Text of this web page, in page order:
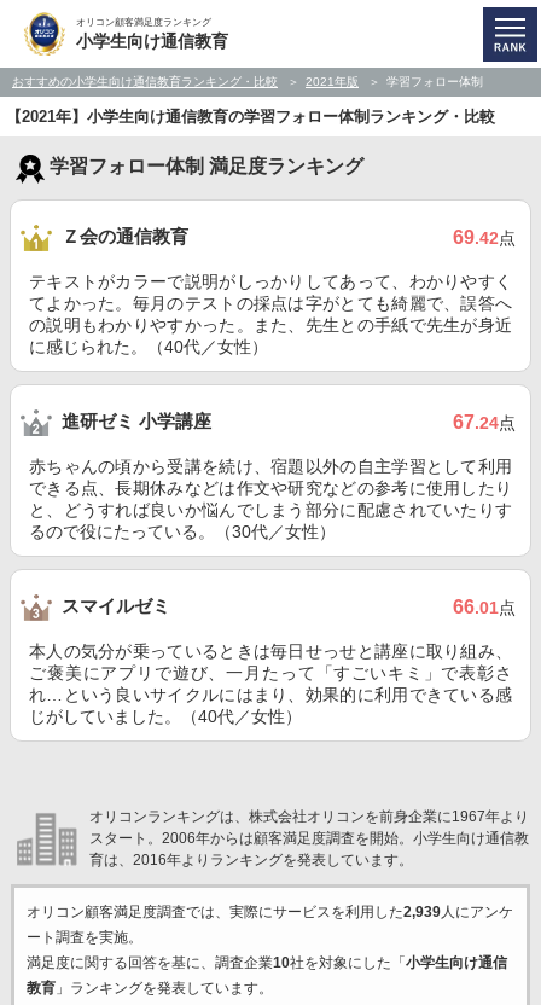
オリコン顧客満足度ランキング
小学生向け通信教育
おすすめの小学生向け通信教育ランキング・比較 2021年版 学習フォロー体制
【2021年】小学生向け通信教育の学習フォロー体制ランキング・比較
学習フォロー体制 満足度ランキング
Ｚ会の通信教育 69.42点
テキストがカラーで説明がしっかりしてあって、わかりやすく
てよかった。毎月のテストの採点は字がとても綺麗で、誤答へ
の説明もわかりやすかった。また、先生との手紙で先生が身近
に感じられた。（40代／女性）
進研ゼミ 小学講座 67.24点
赤ちゃんの頃から受講を続け、宿題以外の自主学習として利用
できる点、長期休みなどは作文や研究などの参考に使用したり
と、どうすれば良いか悩んでしまう部分に配慮されていたりす
るので役にたっている。（30代／女性）
スマイルゼミ 66.01点
本人の気分が乗っているときは毎日せっせと講座に取り組み、
ご褒美にアプリで遊び、一月たって「すごいキミ」で表彰さ
れ…という良いサイクルにはまり、効果的に利用できている感
じがしていました。（40代／女性）
オリコンランキングは、株式会社オリコンを前身企業に1967年より
スタート。2006年からは顧客満足度調査を開始。小学生向け通信教
育は、2016年よりランキングを発表しています。
オリコン顧客満足度調査では、実際にサービスを利用した2,939人にアンケ
ート調査を実施。
満足度に関する回答を基に、調査企業10社を対象にした「 小学生向け通信
教育」ランキングを発表しています。